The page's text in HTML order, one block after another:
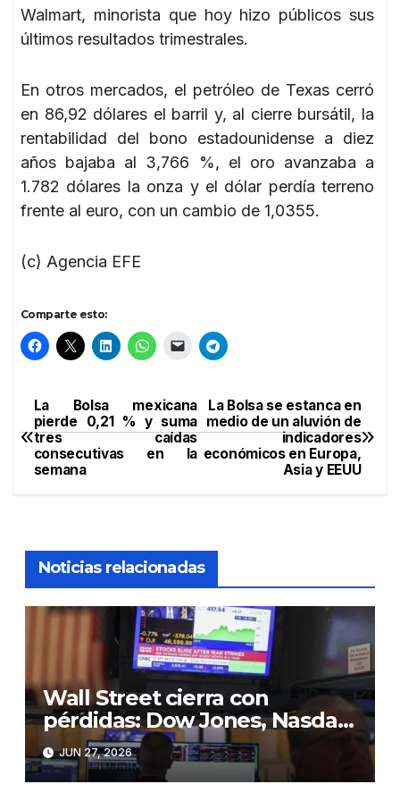
Walmart, minorista que hoy hizo públicos sus
últimos resultados trimestrales.
En otros mercados, el petróleo de Texas cerró
en 86,92 dólares el barril y, al cierre bursátil, la
rentabilidad del bono estadounidense a diez
años bajaba al 3,766 %, el oro avanzaba a
1.782 dólares la onza y el dólar perdía terreno
frente al euro, con un cambio de 1,0355.
(c) Agencia EFE
Comparte esto:
Navegación
de
La Bolsa se estanca en
medio de un aluvión de
indicadores
económicos en Europa,
Asia y EEUU
La Bolsa mexicana
pierde 0,21 % y suma
tres caídas
consecutivas en la
semana
Noticias relacionadas
Wall Street cierra con
pérdidas: Dow Jones, Nasdaq
y S&P 500 retroceden en
jornada de cautela”
JUN 27, 2026